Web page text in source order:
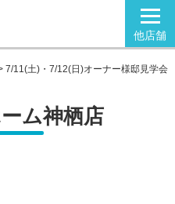
他店舗
7/11(土)・7/12(日)オーナー様邸見学会
ム神栖店